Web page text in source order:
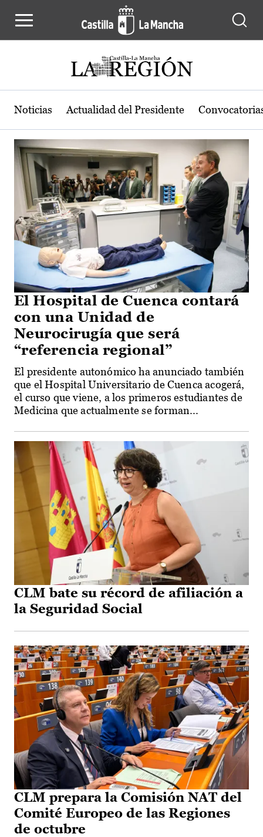
Actualidad de la región de Castilla-
Noticias Actualidad del Presidente
El Hospital de Cuenca contará
con una Unidad de
Neurocirugía que será
“referencia regional”
El presidente autonómico ha anunciado también
que el Hospital Universitario de Cuenca acogerá,
el curso que viene, a los primeros estudiantes de
Medicina que actualmente se forman...
CLM bate su récord de afiliación a
la Seguridad Social
CLM prepara la Comisión NAT del
Comité Europeo de las Regiones
de octubre